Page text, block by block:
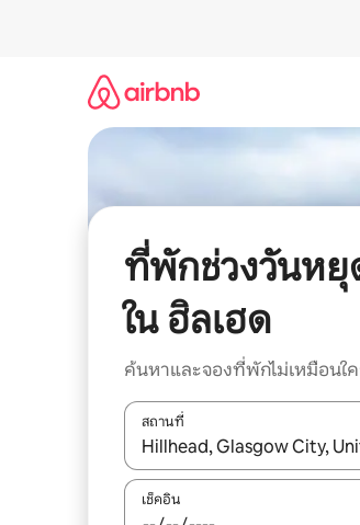
ที่พักช่วงวันห
ใน ฮิลเฮด
ค้นหาและจองที่พักไม่เหมือนใค
สถานที่
ใช้ลูกศรขึ้นลง หรือใช้การสัมผัส
เช็คอิน